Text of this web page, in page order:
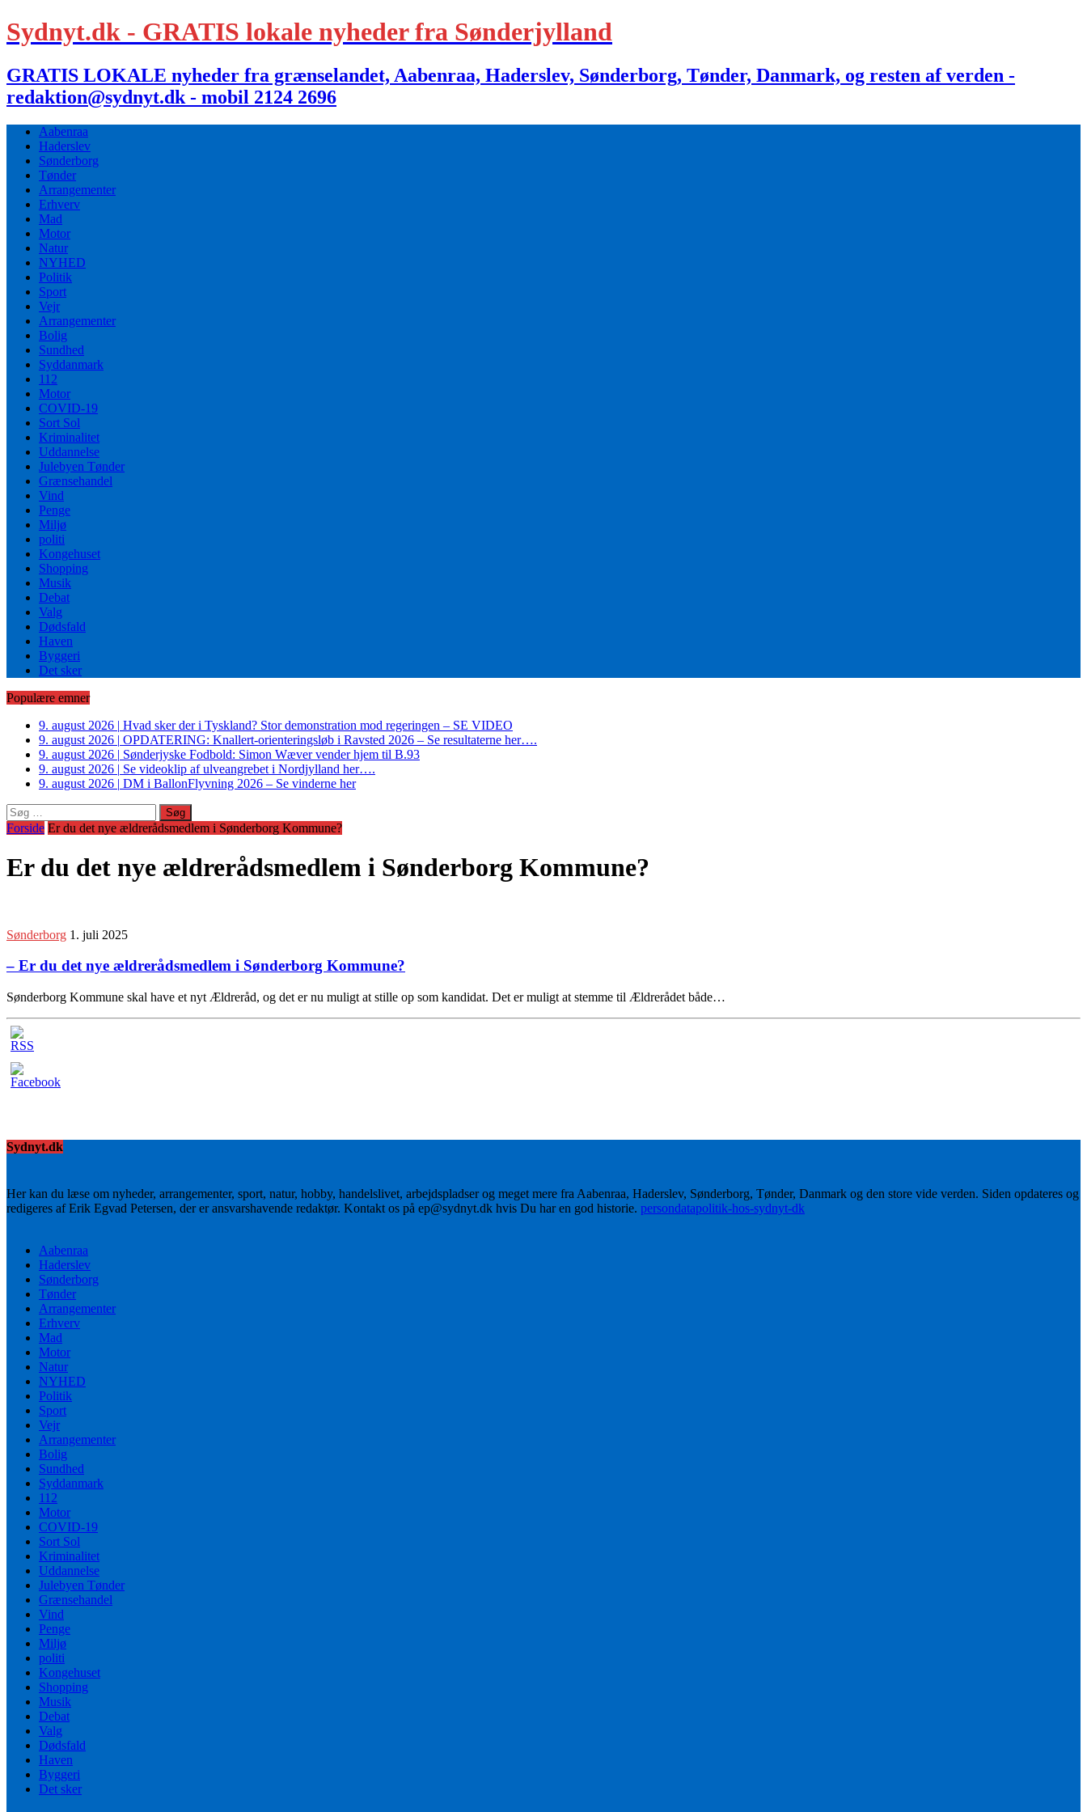
Sydnyt.dk - GRATIS lokale nyheder fra Sønderjylland
GRATIS LOKALE nyheder fra grænselandet, Aabenraa, Haderslev, Sønderborg, Tønder, Danmark, og resten af verden -
redaktion@sydnyt.dk - mobil 2124 2696
Aabenraa
Haderslev
Sønderborg
Tønder
Arrangementer
Erhverv
Mad
Motor
Natur
NYHED
Politik
Sport
Vejr
Arrangementer
Bolig
Sundhed
Syddanmark
112
Motor
COVID-19
Sort Sol
Kriminalitet
Uddannelse
Julebyen Tønder
Grænsehandel
Vind
Penge
Miljø
politi
Kongehuset
Shopping
Musik
Debat
Valg
Dødsfald
Haven
Byggeri
Det sker
Populære emner
9. august 2026 | Hvad sker der i Tyskland? Stor demonstration mod regeringen – SE VIDEO
9. august 2026 | OPDATERING: Knallert-orienteringsløb i Ravsted 2026 – Se resultaterne her….
9. august 2026 | Sønderjyske Fodbold: Simon Wæver vender hjem til B.93
9. august 2026 | Se videoklip af ulveangrebet i Nordjylland her….
9. august 2026 | DM i BallonFlyvning 2026 – Se vinderne her
Søg
efter:
Forside Er du det nye ældrerådsmedlem i Sønderborg Kommune?
Er du det nye ældrerådsmedlem i Sønderborg Kommune?
Sønderborg 1. juli 2025
– Er du det nye ældrerådsmedlem i Sønderborg Kommune?
Sønderborg Kommune skal have et nyt Ældreråd, og det er nu muligt at stille op som kandidat. Det er muligt at stemme til Ældrerådet både…
Sydnyt.dk
Her kan du læse om nyheder, arrangementer, sport, natur, hobby, handelslivet, arbejdspladser og meget mere fra Aabenraa, Haderslev, Sønderborg, Tønder, Danmark og den store vide verden. Siden opdateres og
redigeres af Erik Egvad Petersen, der er ansvarshavende redaktør. Kontakt os på ep@sydnyt.dk hvis Du har en god historie. persondatapolitik-hos-sydnyt-dk
Aabenraa
Haderslev
Sønderborg
Tønder
Arrangementer
Erhverv
Mad
Motor
Natur
NYHED
Politik
Sport
Vejr
Arrangementer
Bolig
Sundhed
Syddanmark
112
Motor
COVID-19
Sort Sol
Kriminalitet
Uddannelse
Julebyen Tønder
Grænsehandel
Vind
Penge
Miljø
politi
Kongehuset
Shopping
Musik
Debat
Valg
Dødsfald
Haven
Byggeri
Det sker